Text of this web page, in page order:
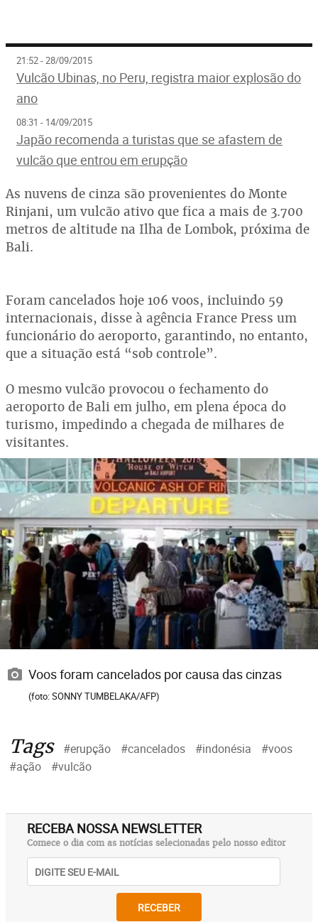
21:52 - 28/09/2015
Vulcão Ubinas, no Peru, registra maior explosão do
ano
08:31 - 14/09/2015
Japão recomenda a turistas que se afastem de
vulcão que entrou em erupção
As nuvens de cinza são provenientes do Monte
Rinjani, um vulcão ativo que fica a mais de 3.700
metros de altitude na Ilha de Lombok, próxima de
Bali.
Foram cancelados hoje 106 voos, incluindo 59
internacionais, disse à agência France Press um
funcionário do aeroporto, garantindo, no entanto,
que a situação está “sob controle”.
O mesmo vulcão provocou o fechamento do
aeroporto de Bali em julho, em plena época do
turismo, impedindo a chegada de milhares de
visitantes.
Voos foram cancelados por causa das cinzas
(foto: SONNY TUMBELAKA/AFP)
Tags #erupção #cancelados #indonésia
#voos
#ação
#vulcão
RECEBA NOSSA NEWSLETTER
Comece o dia com as notícias selecionadas pelo nosso editor
RECEBER